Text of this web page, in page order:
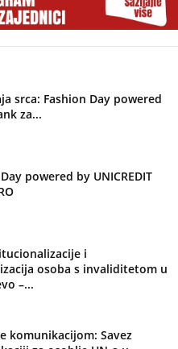
srca: Fashion Day powered
za...
powered by UNICREDIT
i
osoba s invaliditetom u
–...
komunikacijom: Savez